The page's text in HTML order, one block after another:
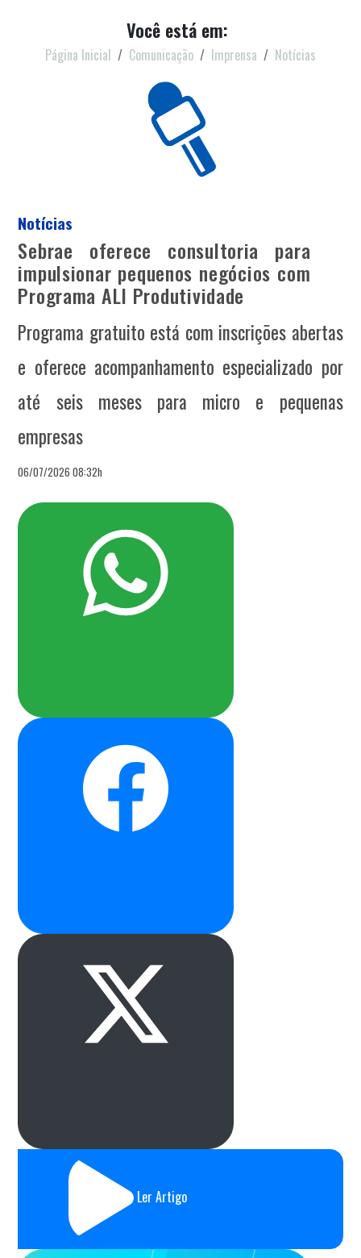
Você está em:
Página Inicial Comunicação Imprensa Notícias
Notícias
Sebrae oferece consultoria para
impulsionar pequenos negócios com
Programa ALI Produtividade
Programa gratuito está com inscrições abertas
e oferece acompanhamento especializado por
até seis meses para micro e pequenas
empresas
06/07/2026 08:32h
Ler Artigo